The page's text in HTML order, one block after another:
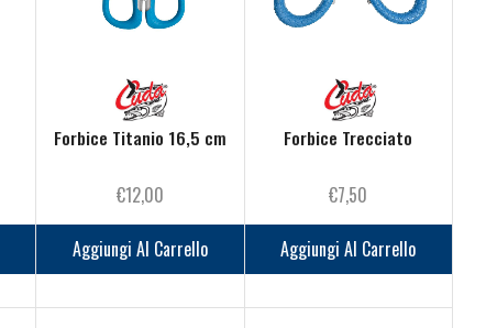
Forbice Titanio 16,5 cm
€12,00
Aggiungi Al Carrello
Forbice Trecciato
€7,50
Aggiungi Al Carrello